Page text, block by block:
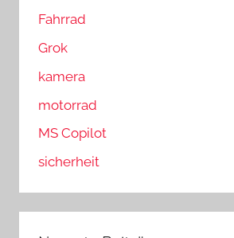
Fahrrad
Grok
kamera
motorrad
MS Copilot
sicherheit